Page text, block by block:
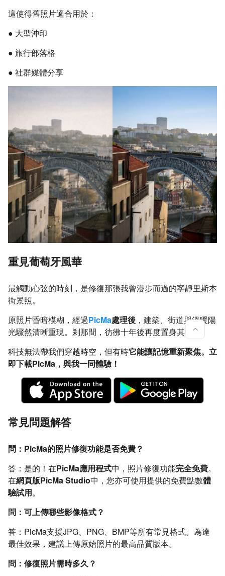
這使得舊照片適合用於：
● 大型沖印
● 旅行部落格
● 社群媒體分享
重見葡萄牙風華
最觸動心弦的時刻，是修復那張我曾漫步而過的寧靜里斯本
街景照。
原照片昏暗模糊，經過PicMa處理後 ，建築、街道與溫暖陽
光驟然清晰重現。剎那間，彷彿十年後再度置身其中。
科技無法帶我們穿越時空，但有時它能讓記憶重新聚焦。立
即下載PicMa，與我一同體驗！
常見問題解答
問：PicMa的照片修復功能是否免費？
答：是的！在PicMa應用程式中，照片修復功能完全免費。
在網頁版PicMa Studio中，您亦可使用提供的免費點數體
驗試用。
問：可上傳哪些影像格式？
答：PicMa支援JPG、PNG、BMP等所有常見格式。為達
最佳效果，建議上傳原始照片的最高品質版本。
問：修復照片需時多久？